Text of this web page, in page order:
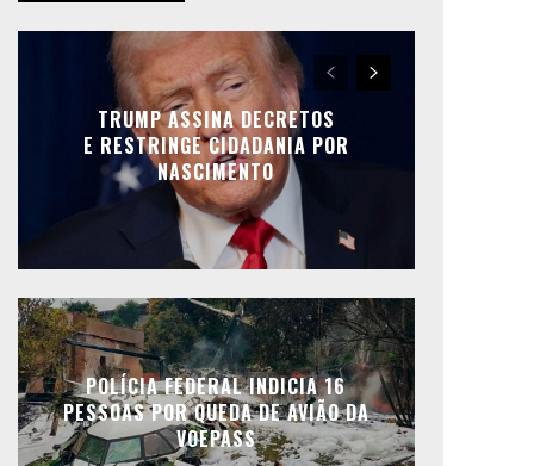
TRUMP ASSINA DECRETOS
E RESTRINGE CIDADANIA POR
NASCIMENTO
POLÍCIA FEDERAL INDICIA 16
PESSOAS POR QUEDA DE AVIÃO DA
VOEPASS